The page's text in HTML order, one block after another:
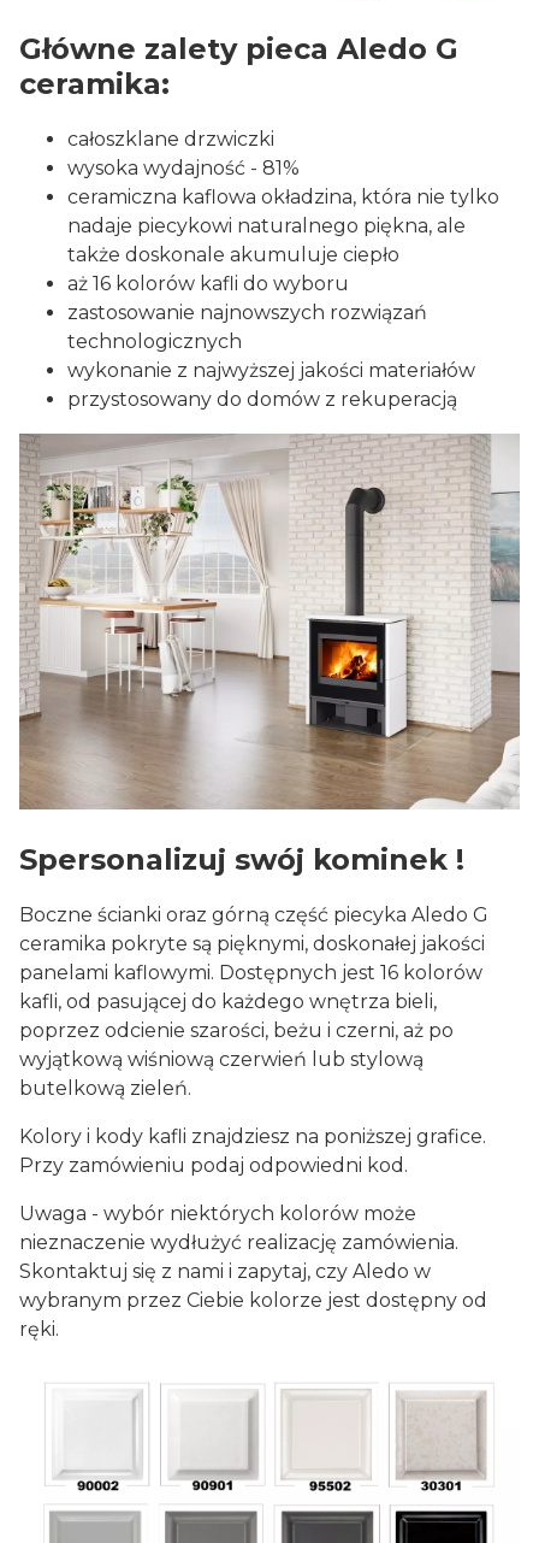
Główne zalety pieca Aledo G
ceramika:
całoszklane drzwiczki
wysoka wydajność - 81%
ceramiczna kaflowa okładzina, która nie tylko
nadaje piecykowi naturalnego piękna, ale
także doskonale akumuluje ciepło
aż 16 kolorów kafli do wyboru
zastosowanie najnowszych rozwiązań
technologicznych
wykonanie z najwyższej jakości materiałów
przystosowany do domów z rekuperacją
Spersonalizuj swój kominek !
Boczne ścianki oraz górną część piecyka Aledo G
ceramika pokryte są pięknymi, doskonałej jakości
panelami kaflowymi. Dostępnych jest 16 kolorów
kafli, od pasującej do każdego wnętrza bieli,
poprzez odcienie szarości, beżu i czerni, aż po
wyjątkową wiśniową czerwień lub stylową
butelkową zieleń.
Kolory i kody kafli znajdziesz na poniższej grafice.
Przy zamówieniu podaj odpowiedni kod.
Uwaga - wybór niektórych kolorów może
nieznaczenie wydłużyć realizację zamówienia.
Skontaktuj się z nami i zapytaj, czy Aledo w
wybranym przez Ciebie kolorze jest dostępny od
ręki.